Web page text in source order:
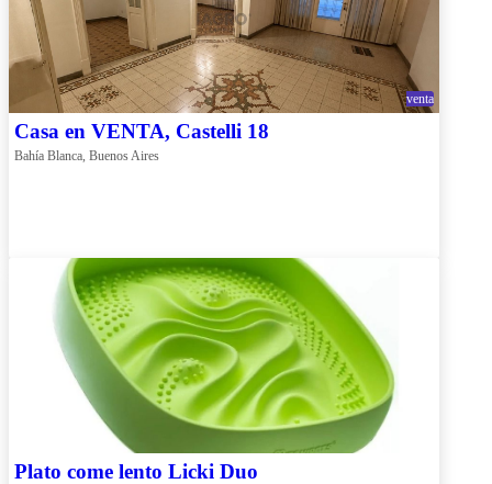
venta
Casa en VENTA, Castelli 18
Bahía Blanca, Buenos Aires
Plato come lento Licki Duo